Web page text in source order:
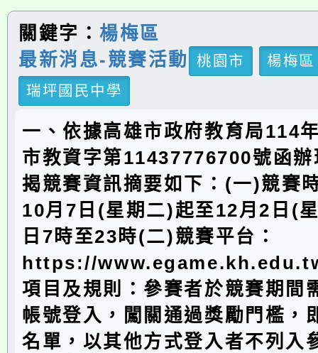
關鍵字： 楊梅區
最新消息-競賽活動
桃園市
楊梅區
瑞坪國民中學
一、依據高雄市政府教育局114
市教資字第11437776700號函
揭競賽資訊摘要如下：(一)競賽
10月7日(星期二)起至12月2日(
日7時至23時(二)競賽平台：
https://
項目及規則：參賽者於競賽期間
帳號登入，闖關通過獎勵門檻，
名單，以其他方式登入者不列入